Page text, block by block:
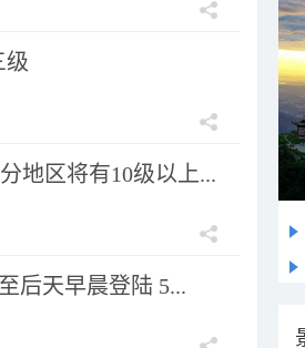
级
地区将有10级以上...
后天早晨登陆 5...